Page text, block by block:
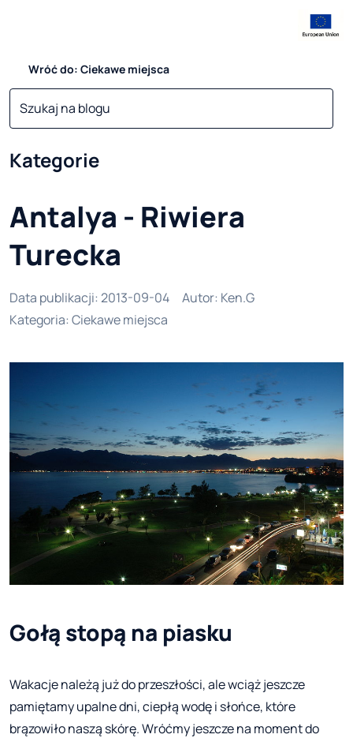
Wróć do: Ciekawe miejsca
Kategorie
Antalya - Riwiera
Turecka
Data publikacji: 2013-09-04 Autor: Ken.G
Kategoria: Ciekawe miejsca
Gołą stopą na piasku
Wakacje należą już do przeszłości, ale wciąż jeszcze
pamiętamy upalne dni, ciepłą wodę i słońce, które
brązowiło naszą skórę. Wróćmy jeszcze na moment do